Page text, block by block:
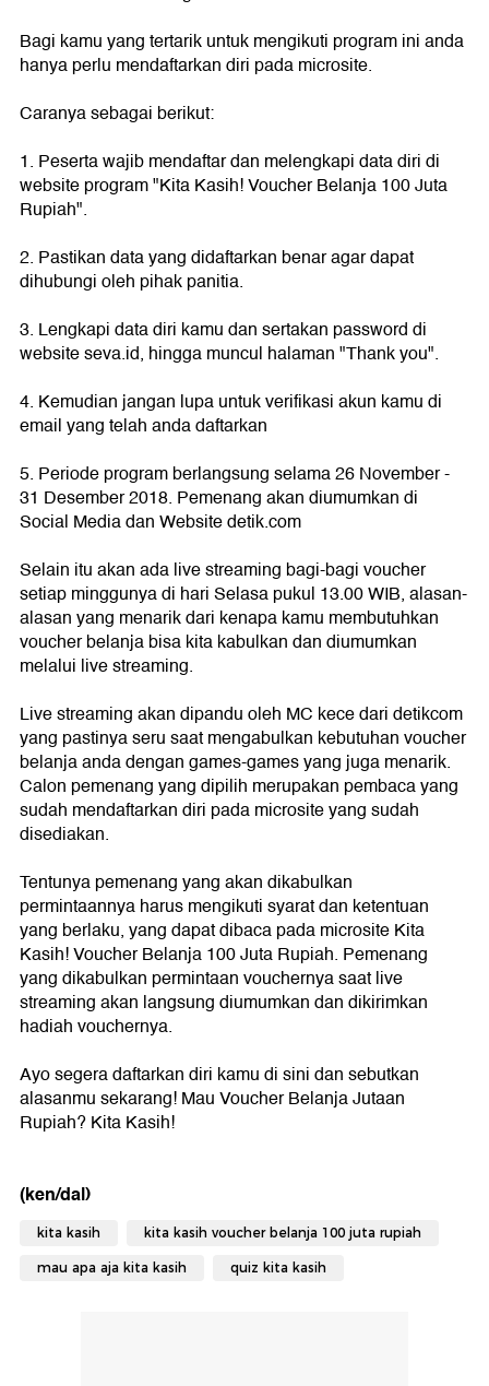
Bagi kamu yang tertarik untuk mengikuti program ini anda
hanya perlu mendaftarkan diri pada microsite.
Caranya sebagai berikut:
1. Peserta wajib mendaftar dan melengkapi data diri di
website program "Kita Kasih! Voucher Belanja 100 Juta
Rupiah".
2. Pastikan data yang didaftarkan benar agar dapat
dihubungi oleh pihak panitia.
3. Lengkapi data diri kamu dan sertakan password di
website seva.id, hingga muncul halaman "Thank you".
4. Kemudian jangan lupa untuk verifikasi akun kamu di
email yang telah anda daftarkan
5. Periode program berlangsung selama 26 November -
31 Desember 2018. Pemenang akan diumumkan di
Social Media dan Website detik.com
Selain itu akan ada live streaming bagi-bagi voucher
setiap minggunya di hari Selasa pukul 13.00 WIB, alasan-
alasan yang menarik dari kenapa kamu membutuhkan
voucher belanja bisa kita kabulkan dan diumumkan
melalui live streaming.
Live streaming akan dipandu oleh MC kece dari detikcom
yang pastinya seru saat mengabulkan kebutuhan voucher
belanja anda dengan games-games yang juga menarik.
Calon pemenang yang dipilih merupakan pembaca yang
sudah mendaftarkan diri pada microsite yang sudah
disediakan.
Tentunya pemenang yang akan dikabulkan
permintaannya harus mengikuti syarat dan ketentuan
yang berlaku, yang dapat dibaca pada microsite Kita
Kasih! Voucher Belanja 100 Juta Rupiah. Pemenang
yang dikabulkan permintaan vouchernya saat live
streaming akan langsung diumumkan dan dikirimkan
hadiah vouchernya.
Ayo segera daftarkan diri kamu di sini dan sebutkan
alasanmu sekarang! Mau Voucher Belanja Jutaan
Rupiah? Kita Kasih!
(ken/dal)
kita kasih kita kasih voucher belanja 100 juta rupiah
mau apa aja kita kasih quiz kita kasih